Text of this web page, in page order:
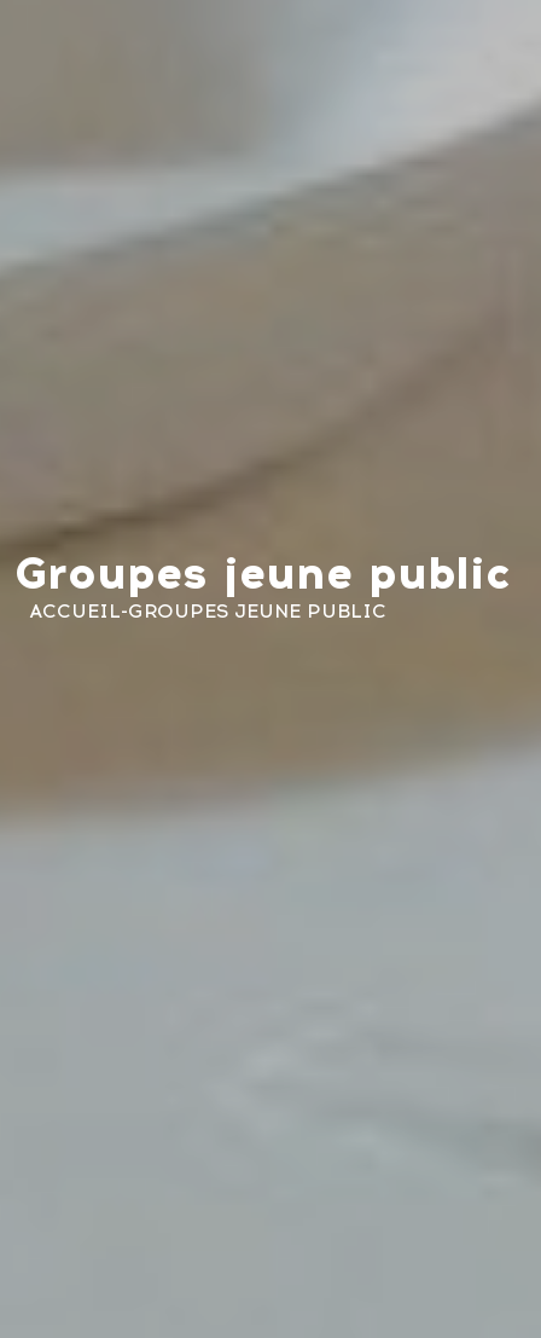
Groupes jeune public
ACCUEIL-GROUPES JEUNE PUBLIC